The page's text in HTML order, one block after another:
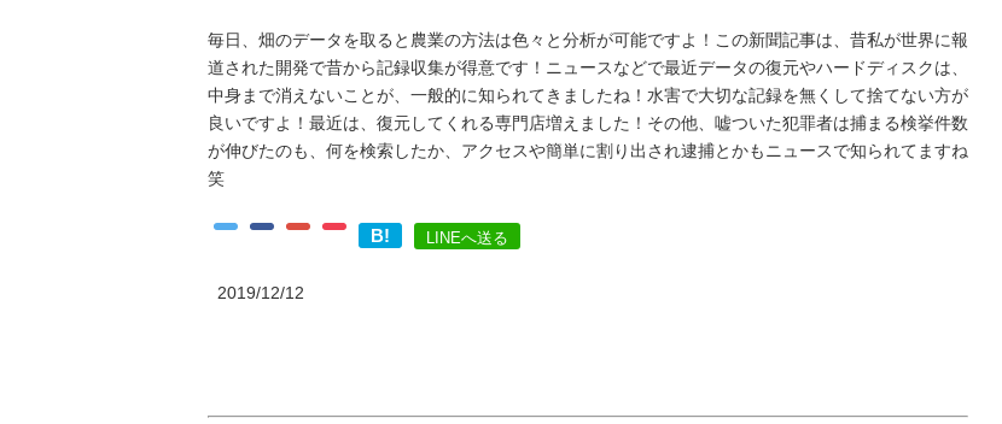
毎日、畑のデータを取ると農業の方法は色々と分析が可能ですよ！この新聞記事は、昔私が世界に報
道された開発で昔から記録収集が得意です！ニュースなどで最近データの復元やハードディスクは、
中身まで消えないことが、一般的に知られてきましたね！水害で大切な記録を無くして捨てない方が
良いですよ！最近は、復元してくれる専門店増えました！その他、嘘ついた犯罪者は捕まる検挙件数
が伸びたのも、何を検索したか、アクセスや簡単に割り出され逮捕とかもニュースで知られてますね
笑
B! LINEへ送る
2019/12/12